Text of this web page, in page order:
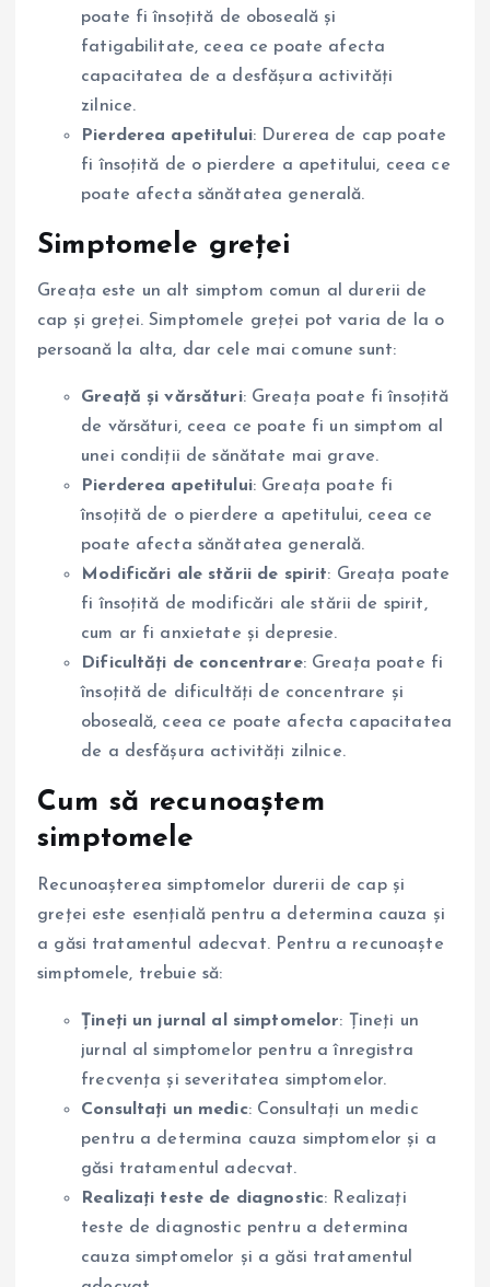
poate fi însoțită de oboseală și
fatigabilitate, ceea ce poate afecta
capacitatea de a desfășura activități
zilnice.
Pierderea apetitului: Durerea de cap poate
fi însoțită de o pierdere a apetitului, ceea ce
poate afecta sănătatea generală.
Simptomele greței
Greața este un alt simptom comun al durerii de
cap și greței. Simptomele greței pot varia de la o
persoană la alta, dar cele mai comune sunt:
Greață și vărsături: Greața poate fi însoțită
de vărsături, ceea ce poate fi un simptom al
unei condiții de sănătate mai grave.
Pierderea apetitului: Greața poate fi
însoțită de o pierdere a apetitului, ceea ce
poate afecta sănătatea generală.
Modificări ale stării de spirit: Greața poate
fi însoțită de modificări ale stării de spirit,
cum ar fi anxietate și depresie.
Dificultăți de concentrare: Greața poate fi
însoțită de dificultăți de concentrare și
oboseală, ceea ce poate afecta capacitatea
de a desfășura activități zilnice.
Cum să recunoaștem
simptomele
Recunoașterea simptomelor durerii de cap și
greței este esențială pentru a determina cauza și
a găsi tratamentul adecvat. Pentru a recunoaște
simptomele, trebuie să:
Țineți un jurnal al simptomelor: Țineți un
jurnal al simptomelor pentru a înregistra
frecvența și severitatea simptomelor.
Consultați un medic: Consultați un medic
pentru a determina cauza simptomelor și a
găsi tratamentul adecvat.
Realizați teste de diagnostic: Realizați
teste de diagnostic pentru a determina
cauza simptomelor și a găsi tratamentul